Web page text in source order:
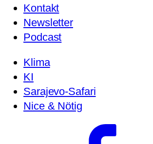
Kontakt
Newsletter
Podcast
Klima
KI
Sarajevo-Safari
Nice & Nötig